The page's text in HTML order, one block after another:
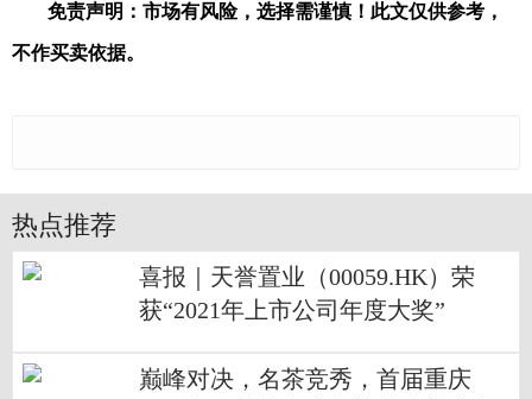
免责声明：市场有风险，选择需谨慎！此文仅供参考，
不作买卖依据。
热点推荐
喜报｜天誉置业（00059.HK）荣
获“2021年上市公司年度大奖”
巅峰对决，名茶竞秀，首届重庆